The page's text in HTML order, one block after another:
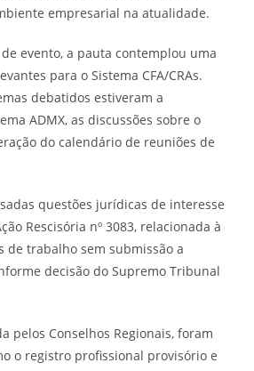
empresarial na atualidade.
evento, a pauta contemplou uma
para o Sistema CFA/CRAs.
debatidos estiveram a
ADMX, as discussões sobre o
do calendário de reuniões de
questões jurídicas de interesse
Rescisória nº 3083, relacionada à
de trabalho sem submissão a
decisão do Supremo Tribunal
pelos Conselhos Regionais, foram
o registro profissional provisório e